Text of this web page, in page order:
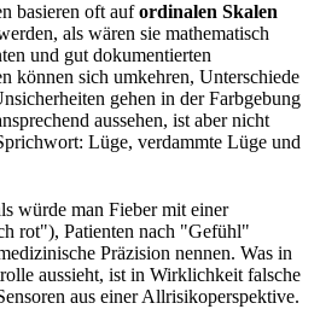
basieren oft aufordinalen Skalen
als wären sie mathematisch
und gut dokumentierten
können sich umkehren, Unterschiede
gehen in der Farbgebung
aussehen, ist aber nicht
Lüge, verdammte Lüge und
würde man Fieber mit einer
rot"), Patienten nach "Gefühl"
Präzision nennen. Was in
aussieht, ist in Wirklichkeit falsche
aus einer Allrisikoperspektive.